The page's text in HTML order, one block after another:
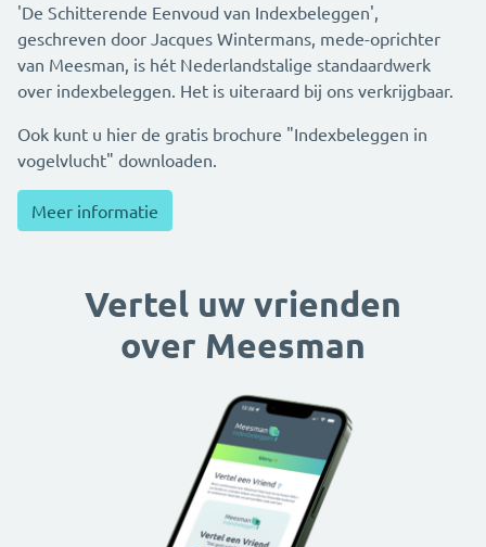
'De Schitterende Eenvoud van Indexbeleggen',
geschreven door Jacques Wintermans, mede-oprichter
van Meesman, is hét Nederlandstalige standaardwerk
over indexbeleggen. Het is uiteraard bij ons verkrijgbaar.
Ook kunt u hier de gratis brochure "Indexbeleggen in
vogelvlucht" downloaden.
Meer informatie
Vertel uw vrienden
over Meesman